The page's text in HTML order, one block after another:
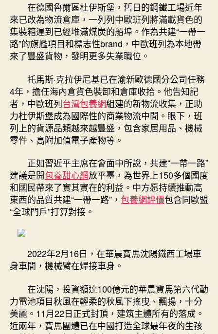
在德國魯爾區杜伊斯堡，舊日的鋼鐵工場近年
來已改為物流倉庫，一列列中歐班列將滿載貨色的
集裝箱運到已經堆滿煤炭的船埠。作為共建“一帶一
路”的旗艦項目和標志性brand，中歐班列為本地帶
來了豐盛貨物，發明更多失業職位。
托馬斯·克拉伊尼基已在渝新歐德國分公司任務
4年，擔任海內倉貨色裝卸和倉庫收拾。他告知記
者，中歐班列台灣包養網組建的新物流收集，正助
力杜伊斯堡成為國際性的商業物流中間。眼下，班
列上的貨源品類越來越豐盛，包含家居用品、機械
零件、高附加值電子產物等。
正如習近平主席在會面中所說，共建“一帶一路”
建議是開包養甜心網放平臺，為世界上150多個國度
和國民帶來了實其實在的利益。中方愿持續推動高
東西的品質共建“一帶一路”， 包養網評價包含同歐盟
“全球門戶”打算對接。
2022年2月16日，在華晨寶馬沈陽鐵西工場車
身車間，機械臂在焊接車身。
在沈陽，投資額達100億元的華晨寶馬第六代動
力電池項目秋風在輕柔的秋風下搖曳、飄揚，十分
美麗。11月22日正式封頂，建筑主體所有的落成。
近兩年，寶馬團體已在中國打造全球最年夜的生孩